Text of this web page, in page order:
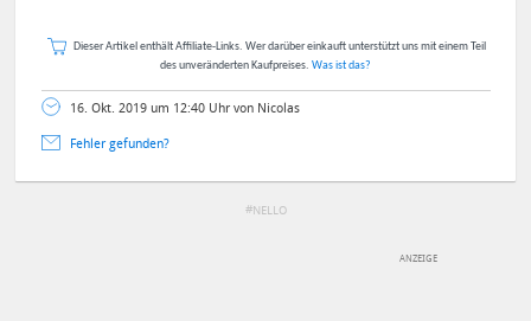
Dieser Artikel enthält Affiliate-Links. Wer darüber einkauft unterstützt uns mit einem Teil
des unveränderten Kaufpreises. Was ist das?
16. Okt. 2019 um 12:40 Uhr von Nicolas
Fehler gefunden?
NELLO